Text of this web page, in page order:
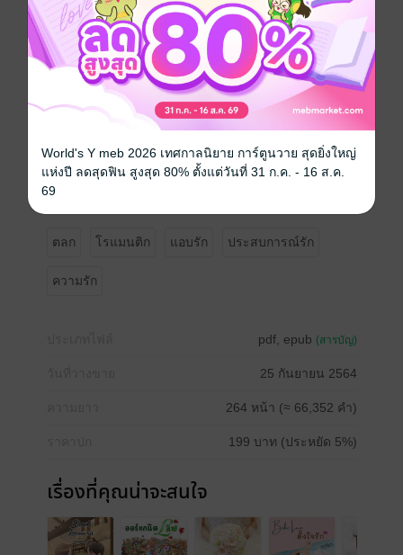
สบาย ๆ เหมือนเคย เปรี้ยวนิด ๆ หวานหน่อย ๆ รับรองว่า
โควิดนี้จะได้อมยิ้มตลอดทั้งวันแน่นอน
เรื่องนี้เคยตีพิมพ์กับสำนักพิมพ์มันดีนะคะ แต่ว่าทางปาย
เอามาแก้ไขปรับปรุง ปรับไปปรับมาจนแทบจะเหมือน
เขียนเรื่องใหม่ งงมาก ปรับยังไงให้เหมือนเขียนใหม่ 555
แทบจะเอามาแต่โครงเรื่อง แงววววว
ยังไงก็ฝาก คุณวัฒน์กับคุณวาวไว้ในอ้อมอกอ้อมใจด้วยนะ
คะ ^^
ตลก โรแมนติก แอบรัก ประสบการณ์รัก
ความรัก
pdf, epub (สารบัญ)
25 กันยายน 2564
264 หน้า (≈ 66,352 คำ)
199 บาท (ประหยัด 5%)
เรื่องที่คุณน่าจะสนใจ
World's Y meb 2026 เทศกาลนิยาย การ์ตูนวาย สุดยิ่งใหญ่
แห่งปี ลดสุดฟิน สูงสุด 80% ตั้งแต่วันที่ 31 ก.ค. - 16 ส.ค.
69